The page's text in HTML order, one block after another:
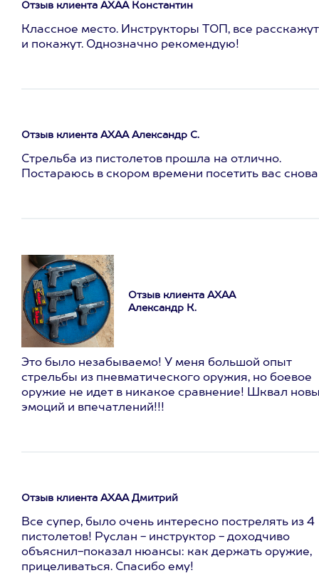
Отзыв клиента АХАА Константин
Классное место. Инструкторы ТОП, все расскажут
и покажут. Однозначно рекомендую!
Отзыв клиента АХАА Александр С.
Стрельба из пистолетов прошла на отлично.
Постараюсь в скором времени посетить вас
Отзыв клиента АХАА
Александр К.
Это было незабываемо! У меня большой опыт
стрельбы из пневматического оружия, но боевое
оружие не идет в никакое сравнение! Шквал
эмоций и впечатлений!!!
Отзыв клиента АХАА Дмитрий
Все супер, было очень интересно пострелять из 4
пистолетов! Руслан - инструктор - доходчиво
объяснил-показал нюансы: как держать оружие,
прицеливаться. Спасибо ему!